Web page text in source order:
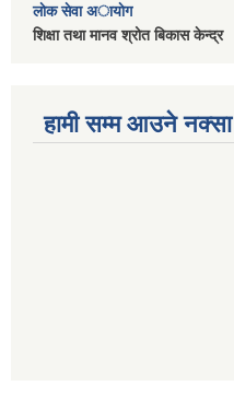
लाेक सेवा अायाेग
शिक्षा तथा मानव श्रोत बिकास केन्द्र
हामी सम्म आउने नक्सा